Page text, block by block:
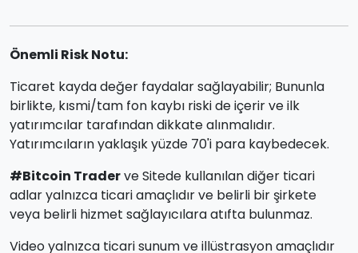
Önemli Risk Notu:
Ticaret kayda değer faydalar sağlayabilir; Bununla
birlikte, kısmi/tam fon kaybı riski de içerir ve ilk
yatırımcılar tarafından dikkate alınmalıdır.
Yatırımcıların yaklaşık yüzde 70'i para kaybedecek.
#Bitcoin Traderve Sitede kullanılan diğer ticari
adlar yalnızca ticari amaçlıdır ve belirli bir şirkete
veya belirli hizmet sağlayıcılara atıfta bulunmaz.
Video yalnızca ticari sunum ve illüstrasyon amaçlıdır